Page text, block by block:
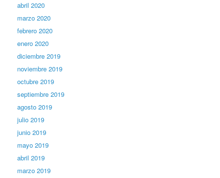
abril 2020
marzo 2020
febrero 2020
enero 2020
diciembre 2019
noviembre 2019
octubre 2019
septiembre 2019
agosto 2019
julio 2019
junio 2019
mayo 2019
abril 2019
marzo 2019